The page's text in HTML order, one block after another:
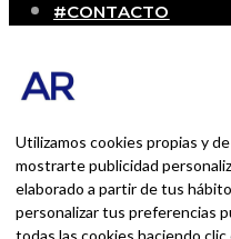
#CONTACTO
Blog personal y
persona que disfruta
BUSCAR POR:
Utilizamos cookies propias y
mostrarte publicidad
elaborado a partir de tus
personalizar tus preferencias
todas las cookies haciendo clic